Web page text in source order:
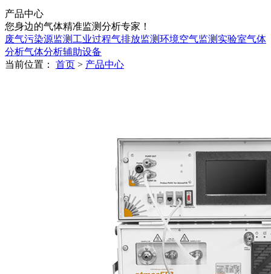
产品中心
您身边的气体精准监测分析专家！
废气污染源监测 工业过程气排放监测环境空气监测 实验室气体
分析气体分析辅助设备
当前位置： 首页 > 产品中心